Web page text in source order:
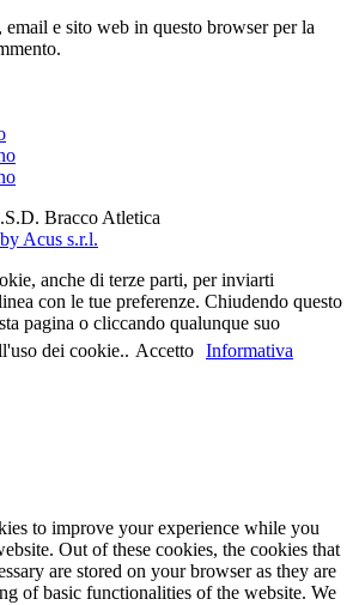
e sito web in questo browser per la
Bracco Atletica
Acus s.r.l.
anche di terze parti, per inviarti
con le tue preferenze. Chiudendo questo
pagina o cliccando qualunque suo
dei cookie.. Accetto Informativa
to improve your experience while you
Out of these cookies, the cookies that
are stored on your browser as they are
of basic functionalities of the website. We